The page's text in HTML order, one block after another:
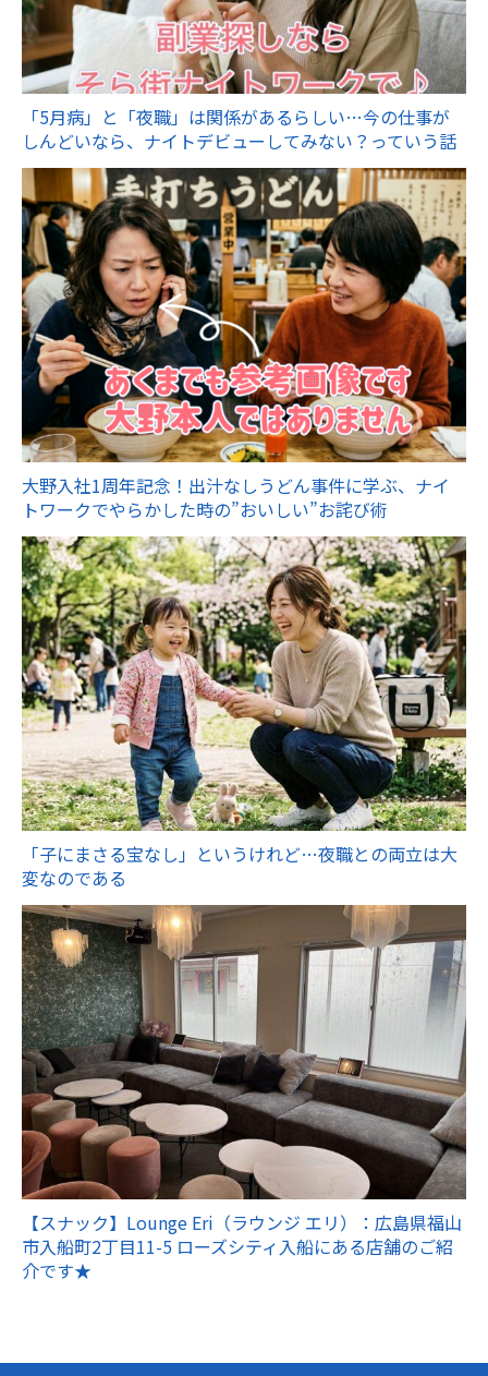
「5月病」と「夜職」は関係があるらしい…今の仕事が
しんどいなら、ナイトデビューしてみない？っていう話
大野入社1周年記念！出汁なしうどん事件に学ぶ、ナイ
トワークでやらかした時の”おいしい”お詫び術
「子にまさる宝なし」というけれど…夜職との両立は大
変なのである
【スナック】Lounge Eri（ラウンジ エリ）：広島県福山
市入船町2丁目11-5 ローズシティ入船にある店舗のご紹
介です★